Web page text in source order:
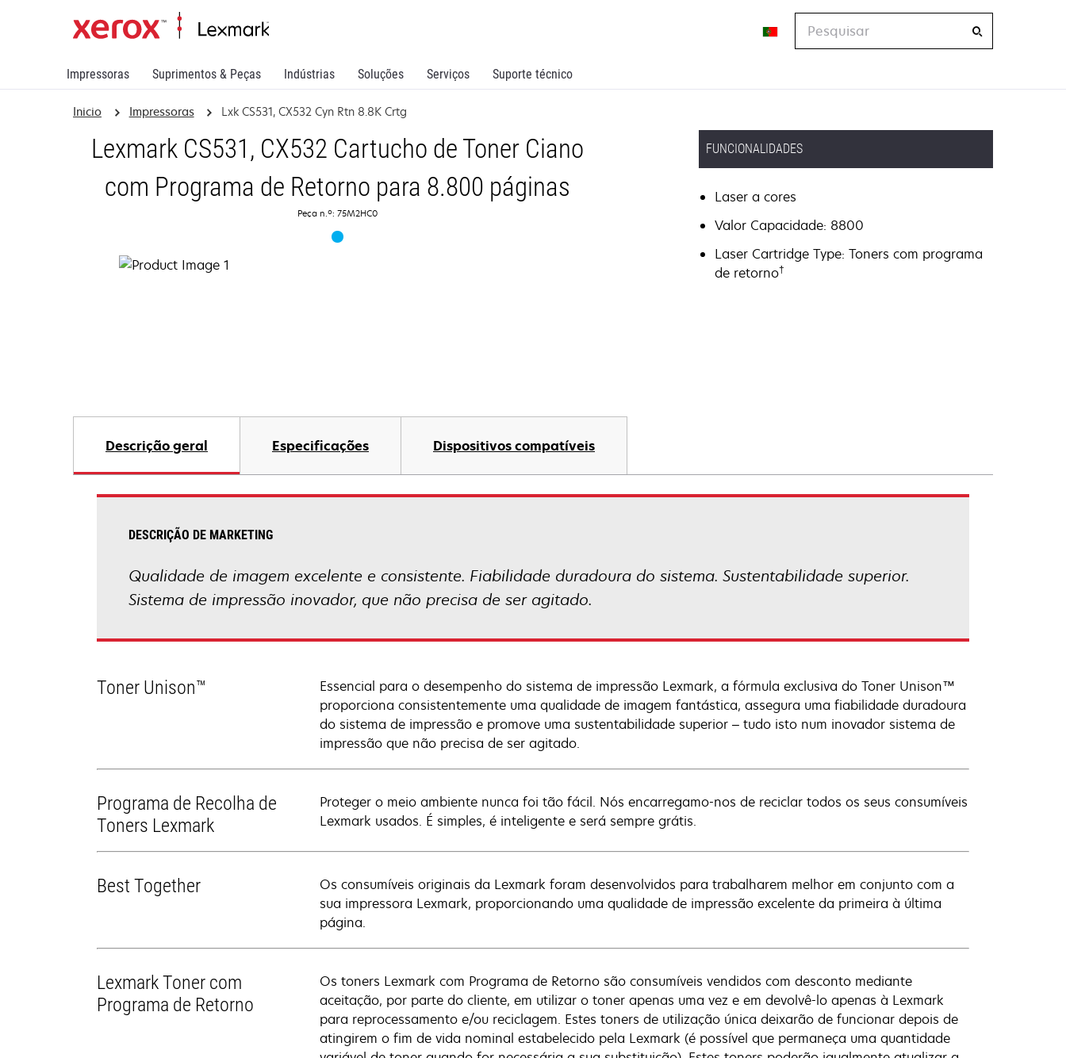
Impressoras Suprimentos & Peças Indústrias Soluções Serviços Suporte técnico
Inicio Impressoras Lxk CS531, CX532 Cyn Rtn 8.8K Crtg
Lexmark CS531, CX532 Cartucho de Toner Ciano
com Programa de Retorno para 8.800 páginas
Peça n.º: 75M2HC0
FUNCIONALIDADES
Laser a cores
Valor Capacidade: 8800
Laser Cartridge Type: Toners com programa
de retorno†
Descrição geral Especificações Dispositivos compatíveis
DESCRIÇÃO DE MARKETING
Qualidade de imagem excelente e consistente. Fiabilidade duradoura do sistema. Sustentabilidade superior.
Sistema de impressão inovador, que não precisa de ser agitado.
Toner Unison™
Essencial para o desempenho do sistema de impressão Lexmark, a fórmula exclusiva do Toner Unison™
proporciona consistentemente uma qualidade de imagem fantástica, assegura uma fiabilidade duradoura
do sistema de impressão e promove uma sustentabilidade superior – tudo isto num inovador sistema de
impressão que não precisa de ser agitado.
Programa de Recolha de
Toners Lexmark
Proteger o meio ambiente nunca foi tão fácil. Nós encarregamo-nos de reciclar todos os seus consumíveis
Lexmark usados. É simples, é inteligente e será sempre grátis.
Best Together
Os consumíveis originais da Lexmark foram desenvolvidos para trabalharem melhor em conjunto com a
sua impressora Lexmark, proporcionando uma qualidade de impressão excelente da primeira à última
página.
Lexmark Toner com
Programa de Retorno
Os toners Lexmark com Programa de Retorno são consumíveis vendidos com desconto mediante
aceitação, por parte do cliente, em utilizar o toner apenas uma vez e em devolvê-lo apenas à Lexmark
para reprocessamento e/ou reciclagem. Estes toners de utilização única deixarão de funcionar depois de
atingirem o fim de vida nominal estabelecido pela Lexmark (é possível que permaneça uma quantidade